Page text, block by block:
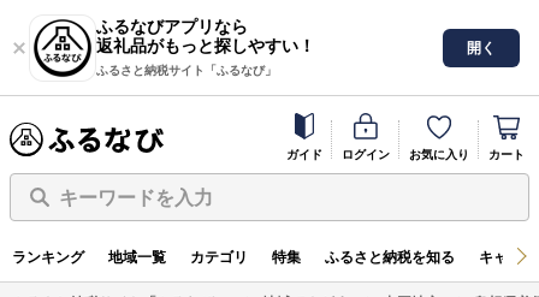
ふるなびアプリなら
返礼品がもっと探しやすい！
ふるさと納税サイト「ふるなび」
開く
ガイド ログイン お気に入り カート
キーワードを入力
ランキング 地域一覧 カテゴリ 特集 ふるさと納税を知る キャン